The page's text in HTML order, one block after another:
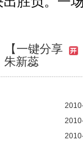
【一键分享
朱新蕊